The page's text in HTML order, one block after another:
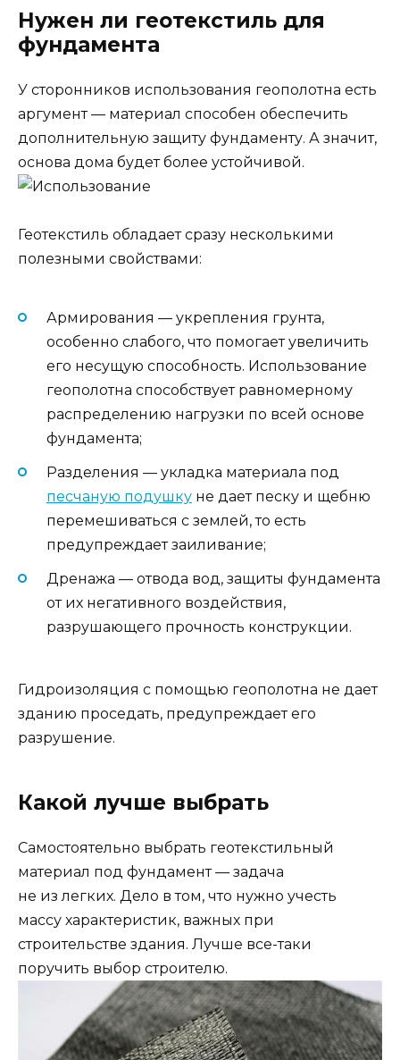
Нужен ли геотекстиль для
фундамента
У сторонников использования геополотна есть
аргумент — материал способен обеспечить
дополнительную защиту фундаменту. А значит,
основа дома будет более устойчивой.
Геотекстиль обладает сразу несколькими
полезными свойствами:
Армирования — укрепления грунта,
особенно слабого, что помогает увеличить
его несущую способность. Использование
геополотна способствует равномерному
распределению нагрузки по всей основе
фундамента;
Разделения — укладка материала под
песчаную подушку не дает песку и щебню
перемешиваться с землей, то есть
предупреждает заиливание;
Дренажа — отвода вод, защиты фундамента
от их негативного воздействия,
разрушающего прочность конструкции.
Гидроизоляция с помощью геополотна не дает
зданию проседать, предупреждает его
разрушение.
Какой лучше выбрать
Самостоятельно выбрать геотекстильный
материал под фундамент — задача
не из легких. Дело в том, что нужно учесть
массу характеристик, важных при
строительстве здания. Лучше все-таки
поручить выбор строителю.